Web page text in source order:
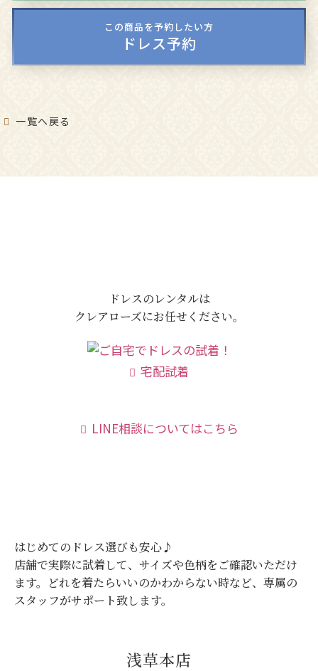
この商品を予約したい方
ドレス予約
一覧へ戻る
ドレスのレンタルは
クレアローズにお任せください。
宅配試着
LINE相談についてはこちら
はじめてのドレス選びも安心♪
店舗で実際に試着して、サイズや色柄をご確認いただけ
ます。
どれを着たらいいのかわからない時など、専属の
スタッフがサポート致します。
浅草本店